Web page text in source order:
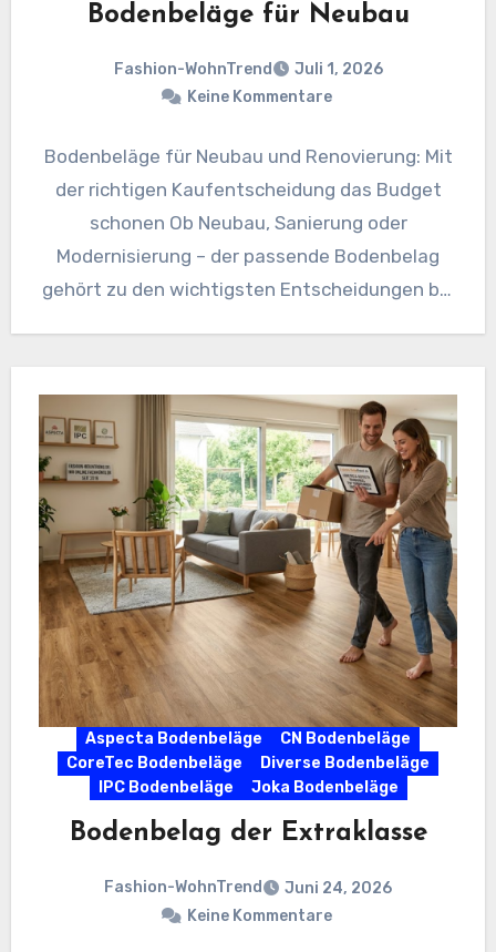
Bodenbeläge für Neubau
Fashion-WohnTrend
Juli 1, 2026
Keine Kommentare
Bodenbeläge für Neubau und Renovierung: Mit
der richtigen Kaufentscheidung das Budget
schonen Ob Neubau, Sanierung oder
Modernisierung – der passende Bodenbelag
gehört zu den wichtigsten Entscheidungen bei
Aspecta Bodenbeläge
CN Bodenbeläge
CoreTec Bodenbeläge
Diverse Bodenbeläge
IPC Bodenbeläge
Joka Bodenbeläge
Bodenbelag der Extraklasse
Fashion-WohnTrend
Juni 24, 2026
Keine Kommentare